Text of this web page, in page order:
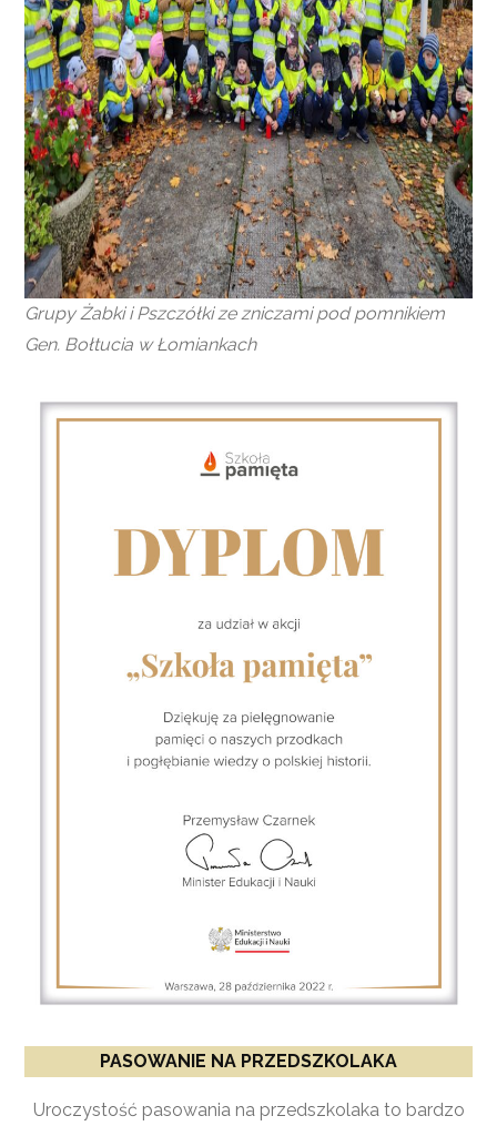
Grupy Żabki i Pszczółki ze zniczami pod pomnikiem
Gen. Bołtucia w Łomiankach
PASOWANIE NA PRZEDSZKOLAKA
Uroczystość pasowania na przedszkolaka to bardzo